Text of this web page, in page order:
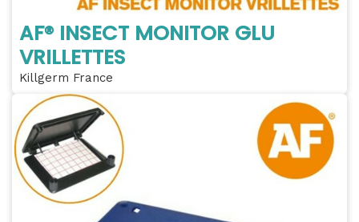
AF® INSECT MONITOR GLU
VRILLETTES
Killgerm France